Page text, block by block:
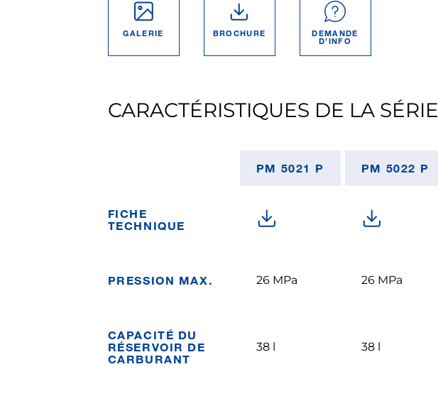
GALERIE BROCHURE DEMANDE
D’INFO
CARACTÉRISTIQUES DE LA SÉRIE
PM 5021 P PM 5022 P
FICHE
TECHNIQUE
PRESSION MAX. 26 MPa 26 MPa
CAPACITÉ DU
RÉSERVOIR DE
CARBURANT
38 l 38 l